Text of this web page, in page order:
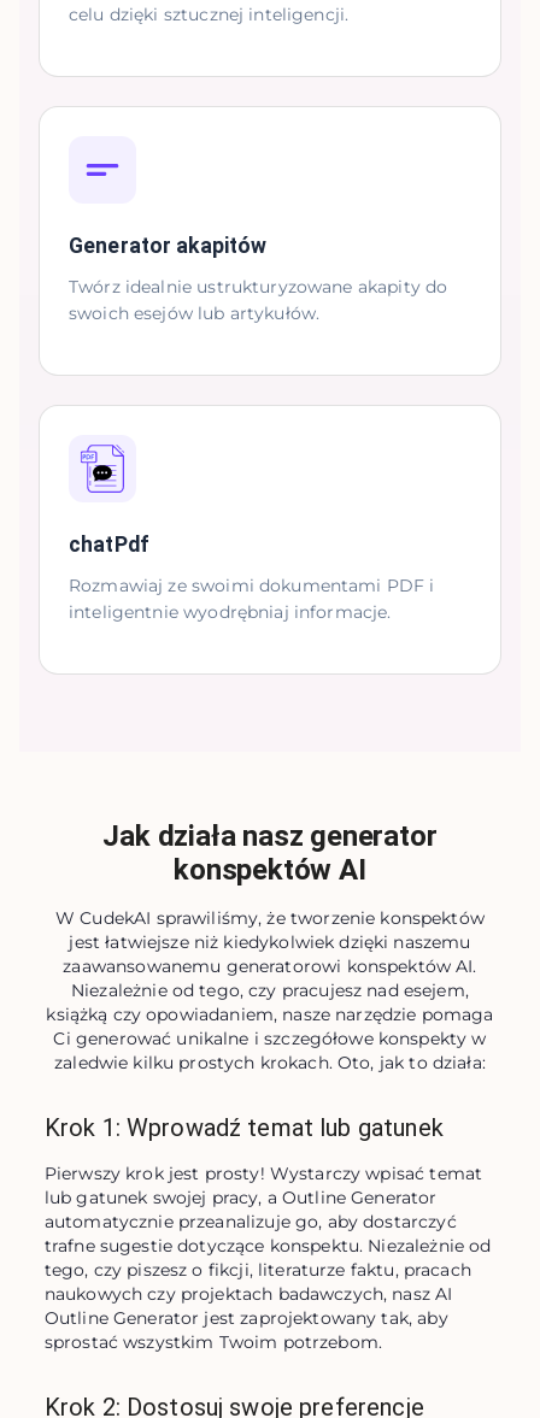
celu dzięki sztucznej inteligencji.
Generator akapitów
Twórz idealnie ustrukturyzowane akapity do
swoich esejów lub artykułów.
chatPdf
Rozmawiaj ze swoimi dokumentami PDF i
inteligentnie wyodrębniaj informacje.
Jak działa nasz generator
konspektów AI
W CudekAI sprawiliśmy, że tworzenie konspektów
jest łatwiejsze niż kiedykolwiek dzięki naszemu
zaawansowanemu generatorowi konspektów AI.
Niezależnie od tego, czy pracujesz nad esejem,
książką czy opowiadaniem, nasze narzędzie pomaga
Ci generować unikalne i szczegółowe konspekty w
zaledwie kilku prostych krokach. Oto, jak to działa:
Krok 1: Wprowadź temat lub gatunek
Pierwszy krok jest prosty! Wystarczy wpisać temat
lub gatunek swojej pracy, a Outline Generator
automatycznie przeanalizuje go, aby dostarczyć
trafne sugestie dotyczące konspektu. Niezależnie od
tego, czy piszesz o fikcji, literaturze faktu, pracach
naukowych czy projektach badawczych, nasz AI
Outline Generator jest zaprojektowany tak, aby
sprostać wszystkim Twoim potrzebom.
Krok 2: Dostosuj swoje preferencje